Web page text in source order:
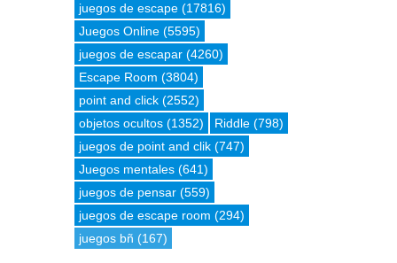
juegos de escape (17816)
Juegos Online (5595)
juegos de escapar (4260)
Escape Room (3804)
point and click (2552)
objetos ocultos (1352) Riddle (798)
juegos de point and clik (747)
Juegos mentales (641)
juegos de pensar (559)
juegos de escape room (294)
juegos bñ (167)